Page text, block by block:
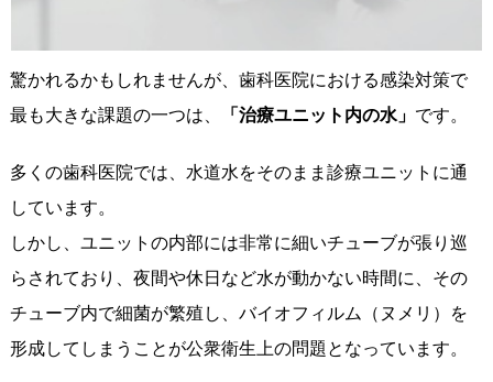
驚かれるかもしれませんが、歯科医院における感染対策で
最も大きな課題の一つは、
「治療ユニット内の水」 です。
多くの歯科医院では、水道水をそのまま診療ユニットに通
しています。
しかし、ユニットの内部には非常に細いチューブが張り巡
らされており、夜間や休日など水が動かない時間に、その
チューブ内で細菌が繁殖し、バイオフィルム（ヌメリ）を
形成してしまうことが公衆衛生上の問題となっています。